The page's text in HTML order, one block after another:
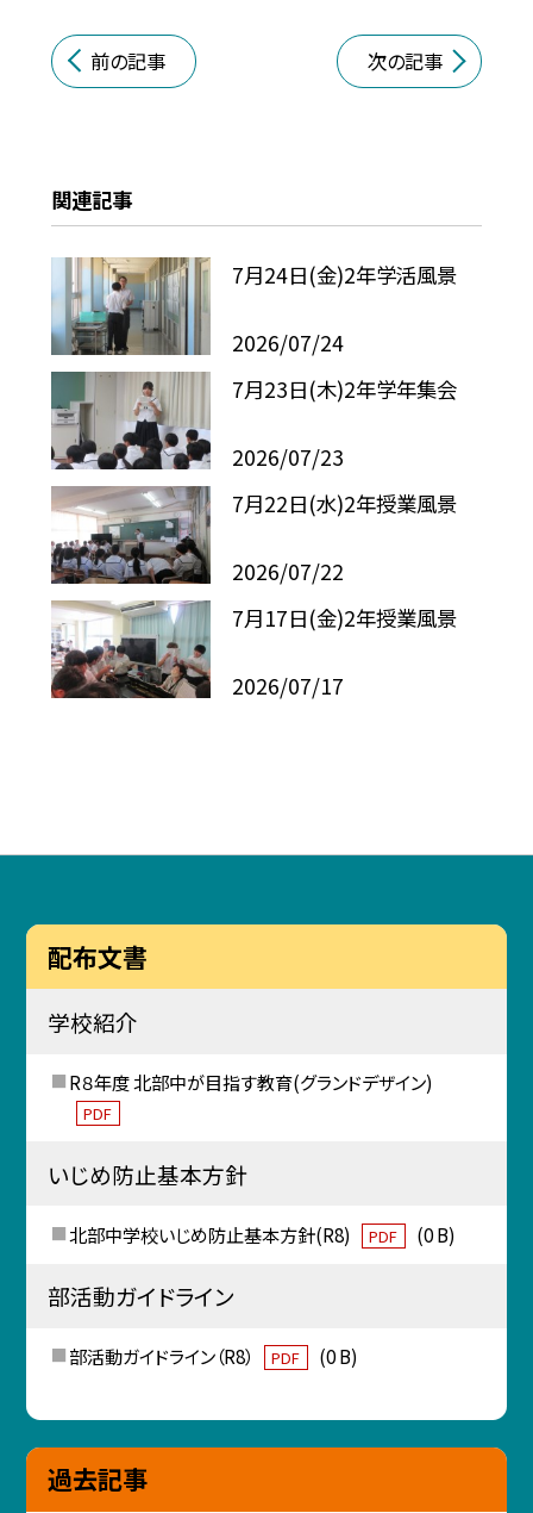
前の記事 次の記事
関連記事
7月24日(金)2年学活風景
2026/07/24
7月23日(木)2年学年集会
2026/07/23
7月22日(水)2年授業風景
2026/07/22
7月17日(金)2年授業風景
2026/07/17
配布文書
学校紹介
R８年度 北部中が目指す教育(グランドデザイン)
PDF
いじめ防止基本方針
北部中学校いじめ防止基本方針(R8) PDF (0 B)
部活動ガイドライン
部活動ガイドライン（R8） PDF (0 B)
過去記事